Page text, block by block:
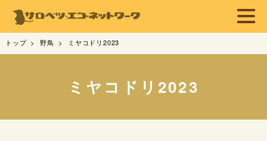
トップ 野鳥 ミヤコドリ2023
ミヤコドリ2023